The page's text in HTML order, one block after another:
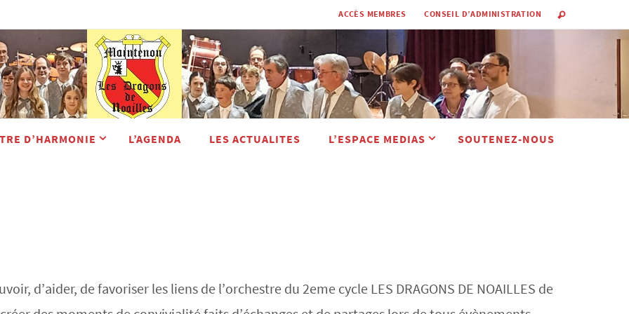
ACCÈS MEMBRES CONSEIL D’ADMINISTRATION
D’HARMONIE L’AGENDA LES ACTUALITES L’ESPACE MEDIAS SOUTENEZ-NOUS
d’aider, de favoriser les liens de l’orchestre du 2eme cycle LES DRAGONS DE NOAILLES de